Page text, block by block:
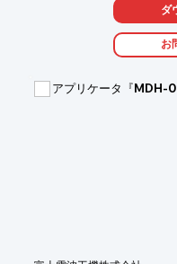
対応可能です。
○作業机に炉体が収まるコ
○灼熱安定性が抜群
○1台ごとに実測データを添
ダ
お
アプリケータ『MDH-